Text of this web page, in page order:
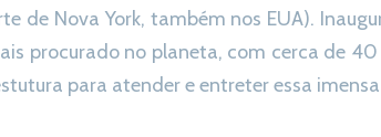
de Nova York, também nos EUA).
procurado no planeta, com cerca de
para atender e entreter essa